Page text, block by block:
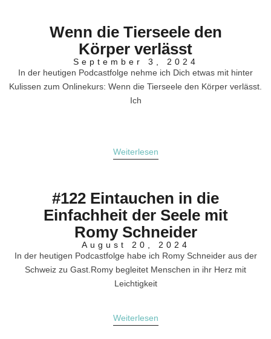
Wenn die Tierseele den
Körper verlässt
September 3, 2024
In der heutigen Podcastfolge nehme ich Dich etwas mit hinter
Kulissen zum Onlinekurs: Wenn die Tierseele den Körper verlässt.
Ich
Weiterlesen
#122 Eintauchen in die
Einfachheit der Seele mit
Romy Schneider
August 20, 2024
In der heutigen Podcastfolge habe ich Romy Schneider aus der
Schweiz zu Gast.Romy begleitet Menschen in ihr Herz mit
Leichtigkeit
Weiterlesen